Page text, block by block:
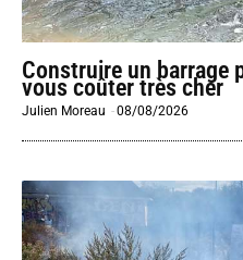
Construire un barrage
vous coûter très cher
Julien Moreau -08/08/2026